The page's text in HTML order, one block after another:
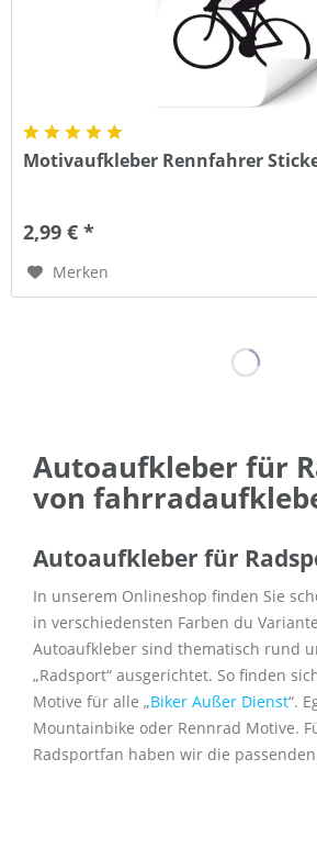
Motivaufkleber Rennfahrer
2,99 € *
Merken
Autoaufkleber für
von
Autoaufkleber für
In unserem Onlineshop finden Sie
in verschiedensten Farben du
Autoaufkleber sind thematisch rund
„Radsport“ ausgerichtet. So finden
Motive für alle „Biker Außer Dienst“.
Mountainbike oder Rennrad Motive.
Radsportfan haben wir die